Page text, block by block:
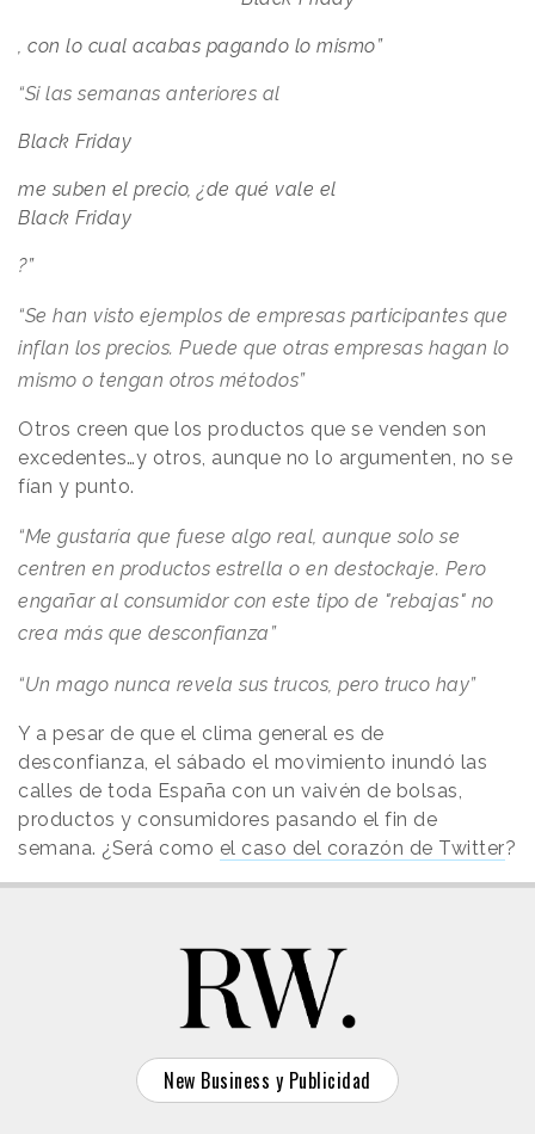
, con lo cual acabas pagando lo mismo”
“Si las semanas anteriores al
Black Friday
me suben el precio, ¿de qué vale el
Black Friday
?”
“Se han visto ejemplos de empresas participantes que
inflan los precios. Puede que otras empresas hagan lo
mismo o tengan otros métodos”
Otros creen que los productos que se venden son
excedentes…y otros, aunque no lo argumenten, no se
fían y punto.
“Me gustaría que fuese algo real, aunque solo se
centren en productos estrella o en destockaje. Pero
engañar al consumidor con este tipo de "rebajas" no
crea más que desconfianza”
“Un mago nunca revela sus trucos, pero truco hay”
Y a pesar de que el clima general es de
desconfianza, el sábado el movimiento inundó las
calles de toda España con un vaivén de bolsas,
productos y consumidores pasando el fin de
semana. ¿Será como el caso del corazón de Twitter?
New Business y Publicidad